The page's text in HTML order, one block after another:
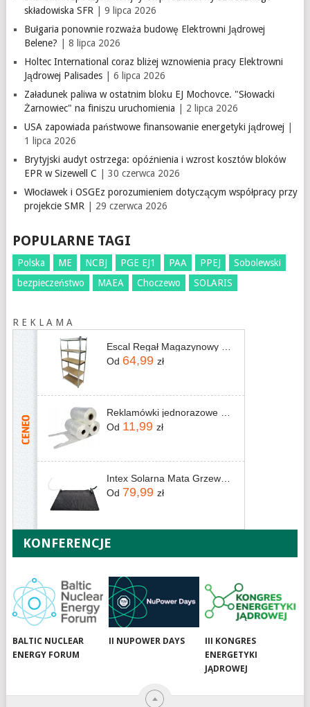
składowiska SFR| 9 lipca 2026
Bułgaria ponownie rozważa budowę Elektrowni Jądrowej
Belene? | 8 lipca 2026
Holtec International coraz bliżej wznowienia pracy Elektrowni
Jądrowej Palisades| 6 lipca 2026
Załadunek paliwa w ostatnim bloku EJ Mochovce. "Słowacki
Żarnowiec" na finiszu uruchomienia | 2 lipca 2026
USA zapowiada państwowe finansowanie energetyki jądrowej
1 lipca 2026
Brytyjski audyt ostrzega: opóźnienia i wzrost kosztów bloków
EPR w Sizewell C | 30 czerwca 2026
Włocławek i OSGEz porozumieniem dotyczącym współpracy przy
projekcie SMR| 29 czerwca 2026
POPULARNE TAGI
Polska ME NCBJ PGE EJ1 PAA PPEJ
Sobolewski
bezpieczeństwo
MAEA Choczewo SOLARIS
R E K L A M A
Escal Regał Magazynowy Metalowy 150×75×30cm – 5 Półek, Nośność 875 Kg Rm-035-1
Od 64,99 zł
Reklamówki jednorazowe Zrywki na rolce 350szt.
Od 11,99 zł
Intex Solarna Mata Grzewcza 1,2x1,2m Pvc Czarna 28685
Od 79,99 zł
KONFERENCJE
BALTIC NUCLEAR
ENERGY FORUM
II NUPOWER DAYS
III KONGRES
ENERGETYKI
JĄDROWEJ